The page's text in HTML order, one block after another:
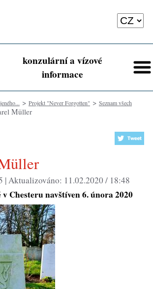
konzulární a vízové
informace
> Projekt "Never Forgotten" > Seznam všech
Müller
|Aktualizováno: 11.02.2020 / 18:48
Chesteru navštíven 6. února 2020